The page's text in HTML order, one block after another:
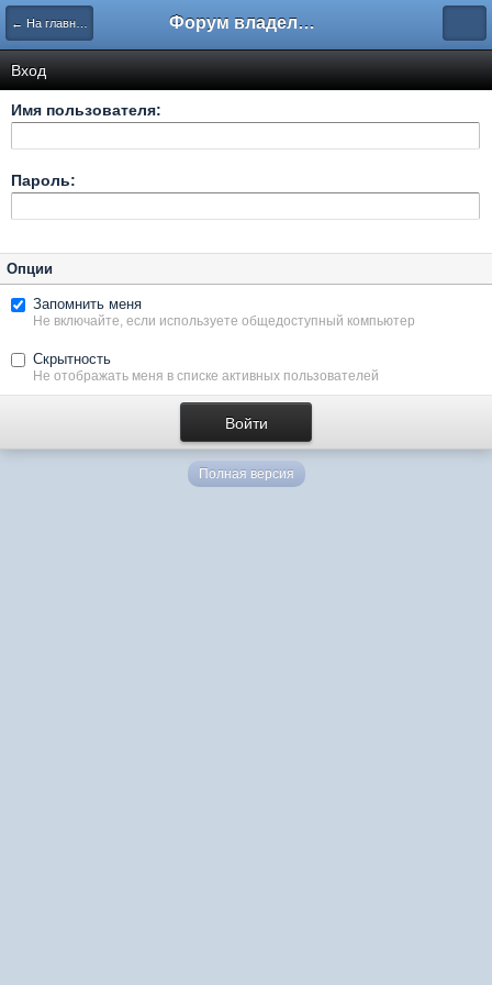
← На главную Форум владельцев интернет-магазинов
Вход
Имя пользователя:
Пароль:
Опции
Запомнить меня
Не включайте, если используете общедоступный компьютер
Скрытность
Не отображать меня в списке активных пользователей
Полная версия